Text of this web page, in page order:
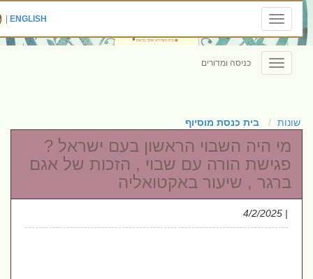
Toggle
navigation
ENGLISH
|
Toggle
navigation
כניסה ומדורים
שונות בית כנסת מוסיוף
מי היה השבוי הראשון בעם ישראל ?
פגישת הורה עם שבוי , הזכות של אגם
ברגר , שיעור באקטואליה